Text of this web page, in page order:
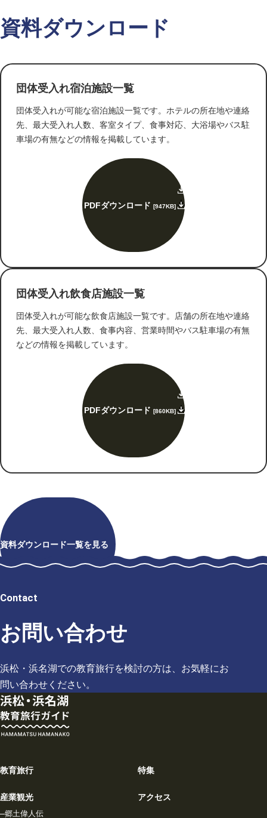
施設の安全注意について、指示に従うようお願いいたします。
・参加者様のアレルギー等について、全行程内で注意を払…
資料ダウンロード
資料ダウンロード一覧を見る
団体受入れ宿泊施設一覧
団体受入れが可能な宿泊施設一覧です。ホテルの所在地や連絡
先、最大受入れ人数、客室タイプ、食事対応、大浴場やバス駐
車場の有無などの情報を掲載しています。
PDFダウンロード [947KB]
団体受入れ飲食店施設一覧
団体受入れが可能な飲食店施設一覧です。店舗の所在地や連絡
先、最大受入れ人数、食事内容、営業時間やバス駐車場の有無
などの情報を掲載しています。
PDFダウンロード [860KB]
Contact
お問い合わせ
浜松・浜名湖での教育旅行を検討の方は、お気軽にお
問い合わせください。
教育旅行
産業観光
郷土偉人伝
特集
アクセス